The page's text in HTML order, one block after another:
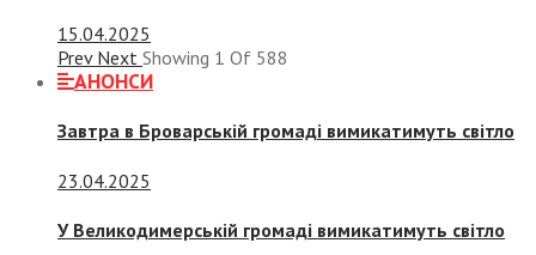
15.04.2025
Prev Next Showing 1 Of 588
АНОНСИ
Завтра в Броварській громаді вимикатимуть світло
23.04.2025
У Великодимерській громаді вимикатимуть світло